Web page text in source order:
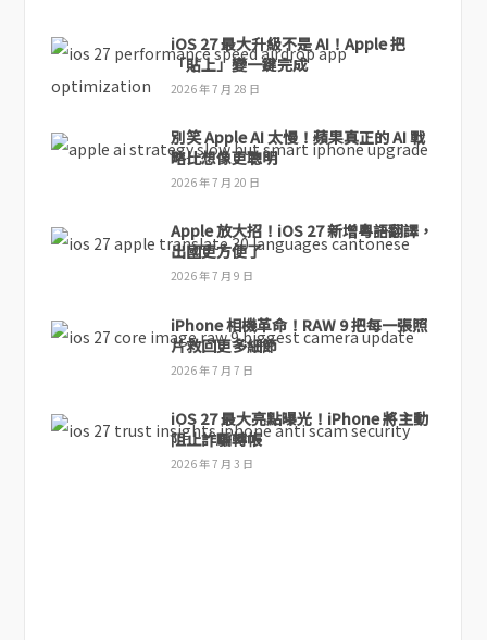
iOS 27 最大升級不是 AI！Apple 把
「貼上」變一鍵完成
2026 年 7 月 28 日
別笑 Apple AI 太慢！蘋果真正的 AI 戰
略比想像更聰明
2026 年 7 月 20 日
Apple 放大招！iOS 27 新增粵語翻譯，
出國更方便了
2026 年 7 月 9 日
iPhone 相機革命！RAW 9 把每一張照
片救回更多細節
2026 年 7 月 7 日
iOS 27 最大亮點曝光！iPhone 將主動
阻止詐騙轉帳
2026 年 7 月 3 日